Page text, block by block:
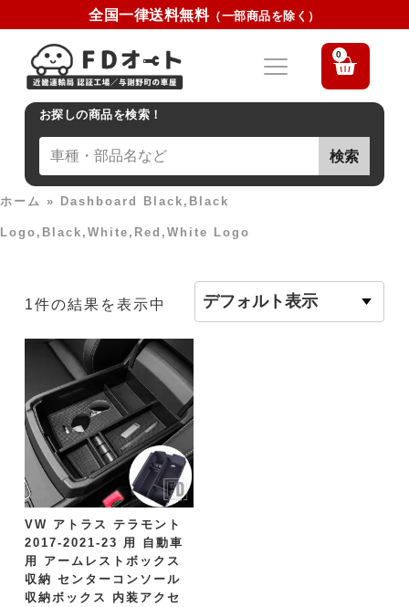
全国一律送料無料（一部商品を除く）
0
お探しの商品を検索！
検索
ホーム » Dashboard Black,Black
Logo,Black,White,Red,White Logo
1件の結果を表示中
VW アトラス テラモント
2017-2021-23 用 自動車
用 アームレストボックス
収納 センターコンソール
収納ボックス 内装アクセ